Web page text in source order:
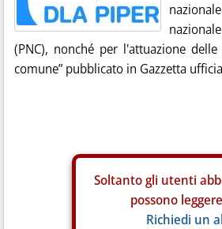
(PNC), nonché per l'attuazione
comune” pubblicato in Gazzetta
Soltanto gli utenti
possono
Richiedi un